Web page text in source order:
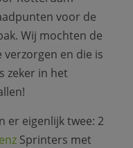
voor de
Wij mochten de
verzorgen en die is
zeker in het
er eigenlijk twee: 2
Sprinters met